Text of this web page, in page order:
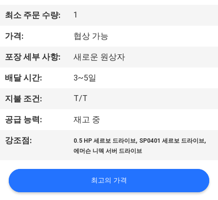
회
사
소
개
장
투
최소 주문 수량: 1
가격: 협상 가능
포장 세부 사항: 새로운 원상자
배달 시간: 3~5일
지불 조건: T/T
공급 능력: 재고 중
강조점: 0.5 HP 세르보 드라이브, SP0401 세르보 드라이브,
에머슨 니덱 서버 드라이브
최고의 가격